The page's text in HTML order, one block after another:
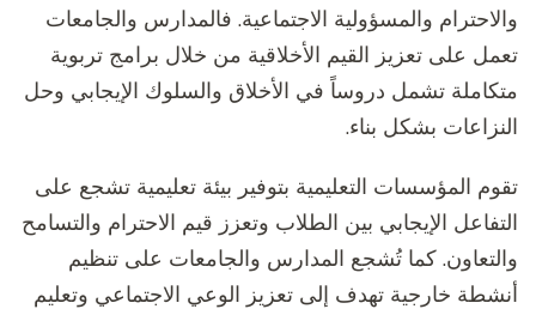
والاحترام والمسؤولية الاجتماعية. فالمدارس والجامعات
تعمل على تعزيز القيم الأخلاقية من خلال برامج تربوية
متكاملة تشمل دروساً في الأخلاق والسلوك الإيجابي وحل
النزاعات بشكل بناء.
تقوم المؤسسات التعليمية بتوفير بيئة تعليمية تشجع على
التفاعل الإيجابي بين الطلاب وتعزز قيم الاحترام والتسامح
والتعاون. كما تُشجع المدارس والجامعات على تنظيم
أنشطة خارجية تهدف إلى تعزيز الوعي الاجتماعي وتعليم